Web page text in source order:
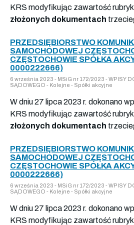
KRS modyfikując zawartość
złożonych dokumentach
PRZEDSIĘBIORSTWO
SAMOCHODOWEJ
CZĘSTOCHOWIE SPÓŁKA
0000222666)
6 września 2023 - MSiG nr 172/2023 - WPISY
SĄDOWEGO - Kolejne - Spółki akcyjne
W dniu 27 lipca 2023 r. dokonano
KRS modyfikując zawartość
złożonych dokumentach
PRZEDSIĘBIORSTWO
SAMOCHODOWEJ
CZĘSTOCHOWIE SPÓŁKA
0000222666)
6 września 2023 - MSiG nr 172/2023 - WPISY
SĄDOWEGO - Kolejne - Spółki akcyjne
W dniu 27 lipca 2023 r. dokonano
KRS modyfikując zawartość